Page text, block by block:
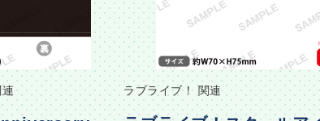
ラブライブ！ 関連